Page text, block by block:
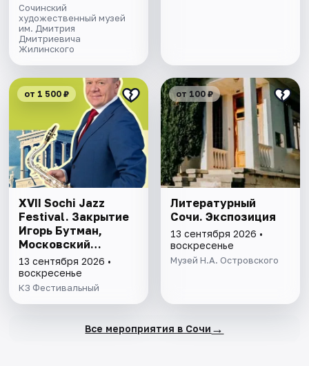
Сочинский
художественный музей
им. Дмитрия
Дмитриевича
Жилинского
от 1 500 ₽
XVII Sochi Jazz
Festival. Закрытие
Игорь Бутман,
Московский
джазовый оркестр
и специальные
гости
13 сентября 2026 •
воскресенье
КЗ Фестивальный
от 100 ₽
Литературный
Сочи. Экспозиция
13 сентября 2026 •
воскресенье
Музей Н.А. Островского
Все мероприятия в Сочи →